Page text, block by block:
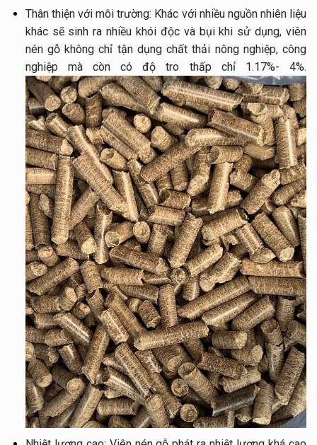
Thân thiện với môi trường: Khác với nhiều nguồn nhiên liệu
khác sẽ sinh ra nhiều khói độc và bụi khi sử dụng, viên
nén gỗ không chỉ tận dụng chất thải nông nghiệp, công
nghiệp mà còn có độ tro thấp chỉ 1.17%- 4%.